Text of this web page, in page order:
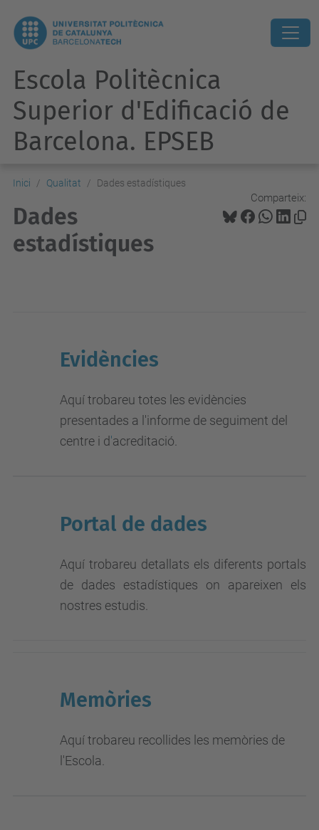
Escola Politècnica
Superior d'Edificació de
Barcelona. EPSEB
Inici Qualitat Dades estadístiques
Comparteix:
Dades
estadístiques
Evidències
Aquí trobareu totes les evidències
presentades a l'informe de seguiment del
centre i d'acreditació.
Portal de dades
Aquí trobareu detallats els diferents portals
de dades estadístiques on apareixen els
nostres estudis.
Memòries
Aquí trobareu recollides les memòries de
l'Escola.